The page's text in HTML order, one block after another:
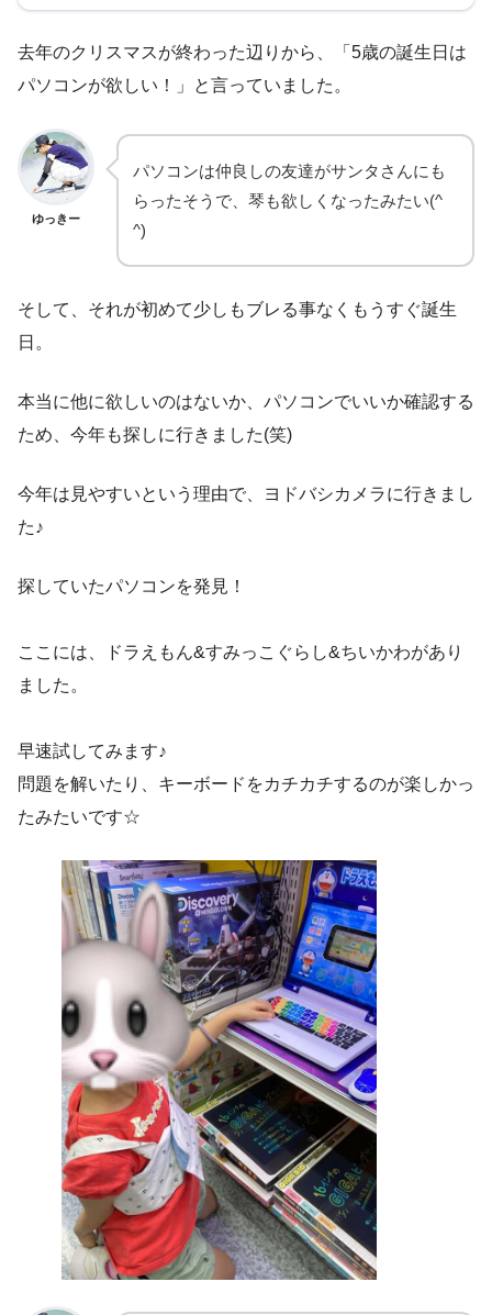
去年のクリスマスが終わった辺りから、「5歳の誕生日は
パソコンが欲しい！」と言っていました。
ゆっきー
パソコンは仲良しの友達がサンタさんにも
らったそうで、琴も欲しくなったみたい(^
^)
そして、それが初めて少しもブレる事なくもうすぐ誕生
日。
本当に他に欲しいのはないか、パソコンでいいか確認する
ため、今年も探しに行きました(笑)
今年は見やすいという理由で、ヨドバシカメラに行きまし
た♪
探していたパソコンを発見！
ここには、ドラえもん&すみっこぐらし&ちいかわがあり
ました。
早速試してみます♪
問題を解いたり、キーボードをカチカチするのが楽しかっ
たみたいです☆